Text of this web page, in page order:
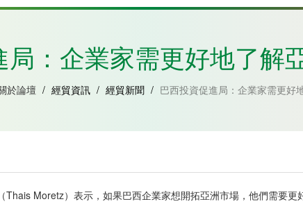
局：企業家需更好地了解
於論壇 / 經貿資訊 / 經貿新聞 / 巴西投資促進局：企業家需更好
Thais Moretz）表示，如果巴西企業家想開拓亞洲市場，他們需要